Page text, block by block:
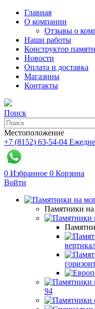
Главная
О компании
Отзывы о
Наши работы
Конструктор
Новости
Оплата и доставка
Магазины
Контакты
Поиск
Местоположение
+7 (8152) 63-54-04
0 Избранное 0 Корзина
Войти
Памятники
94